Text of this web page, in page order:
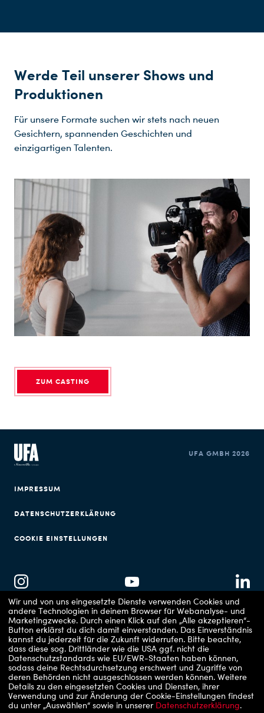
Werde Teil unserer Shows und
Produktionen
Für unsere Formate suchen wir stets nach neuen
Gesichtern, spannenden Geschichten und
einzigartigen Talenten.
ZUM CASTING
IMPRESSUM
DATENSCHUTZERKLÄRUNG
COOKIE EINSTELLUNGEN
UFA GMBH 2026
Copyrights: 1 - Prime Video/Stephan Rabold, 2 - Foto: MG RTL D/Bernd Jaworek, 3 -
UFA Documentary/Martin L. Ludwig, 4 - RTL II, 5 - RTLZWEI / UFA Show & Factual, 6 -
Prime Video, 7 - RTL, 8 - SWR, 9 - UFA PRODUKCIÓ, 10 - ARD/Morris Mac Matzen, 11 -
VOX / UFA Show & Factual, 12 - UFA Show & Factual, 13 - ZDF / Steffen Junghans, 14 -
ZDF/Sandra Ludewig, 15 - WDR_UFA, 16 - NDR/Thomas Hamelmann, 17 -
Shutterstock/silverkblackstock, 18 - DFB / Philipp Reinhard, 19 - NDR/Alfred-Wegener-
Institut/Esther Horvath, 20 - Stefan Erhard, 21 - ZDF/Sascha Hoecker, 22 - ZDF/Hardy
Spitz, 23 - Netflix, 24 - Warner Bros. Film Productions Germany/ UFA Fiction/ UFA
Mitte/ Xiomara Bender, 25 - Prime Video / Florian Reick, 26 - ARD Degeto Film/UFA
Fiction/Roland Suso Richter, 27 - RTL/ Stephan Rabold, 28 - Claudius Pflug, 29 -
SUPER RTL/UFA Serial Drama/Sascha Hoecker, 30 - RTL / Matthias Marx, 31 - MDR /
Wir und von uns eingesetzte Dienste verwenden Cookies und
andere Technologien in deinem Browser für Webanalyse- und
Marketingzwecke. Durch einen Klick auf den „Alle akzeptieren“-
Button erklärst du dich damit einverstanden. Das Einverständnis
kannst du jederzeit für die Zukunft widerrufen. Bitte beachte,
dass diese sog. Drittländer wie die USA ggf. nicht die
Datenschutzstandards wie EU/EWR-Staaten haben können,
sodass deine Rechtsdurchsetzung erschwert und Zugriffe von
deren Behörden nicht ausgeschlossen werden können. Weitere
Details zu den eingesetzten Cookies und Diensten, ihrer
Verwendung und zur Änderung der Cookie-Einstellungen findest
du unter „Auswählen“ sowie in unserer Datenschutzerklärung.